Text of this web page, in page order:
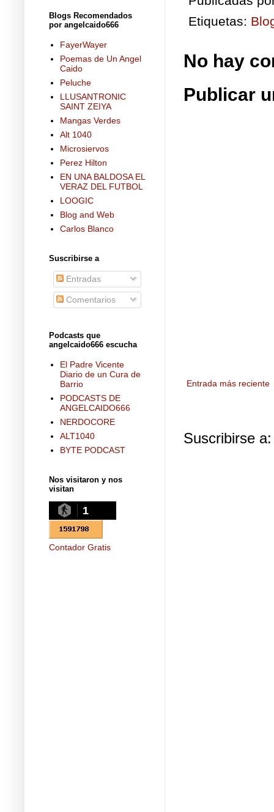
Etiquetas:
No hay
Publicar
Entrada más reciente
Suscribirse
Blogs Recomendados
por angelcaido666
FayerWayer
Poemas de Un Angel
Caido
Peluche
LLUSANTRONIC
SAINT ZEIYA
Mangas Verdes
Alt 1040
Microsiervos
Perez Hilton
EN UNA BALDOSA EL
VERAZ DEL FUTBOL
LOOGIC
Blog and Web
Carlos Blanco
Suscribirse a
Entradas
Comentarios
Podcasts que
angelcaido666 escucha
El Padre Vicente
Diario de un Cura de
Barrio
PODCASTS DE
ANGELCAIDO666
NERDOCORE
ALT1040
BYTE PODCAST
Nos visitaron y nos
visitan
1
Contador Gratis